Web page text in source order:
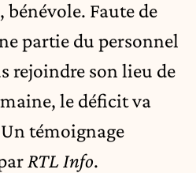
Faute de
partie du personnel
rejoindre son lieu de
le déficit va
témoignage
RTL Info.